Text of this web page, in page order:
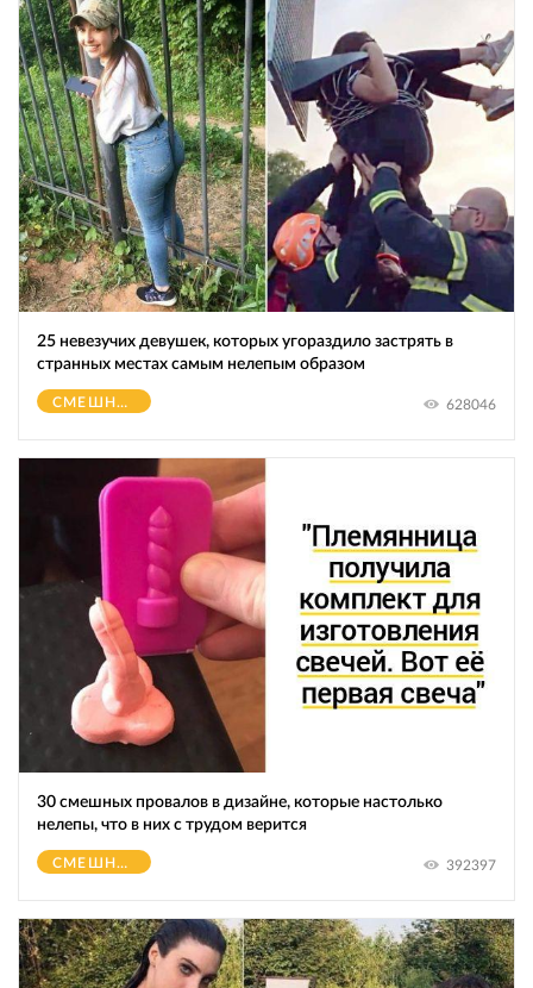
25 невезучих девушек, которых угораздило застрять в
странных местах самым нелепым образом
СМЕШНОЕ 628046
30 смешных провалов в дизайне, которые настолько
нелепы, что в них с трудом верится
СМЕШНОЕ 392397